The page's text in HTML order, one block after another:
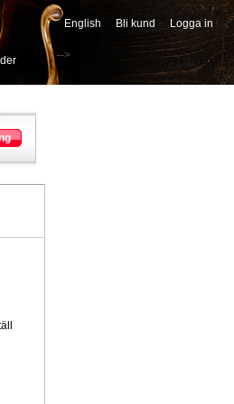
English Bli kund Logga in
-->